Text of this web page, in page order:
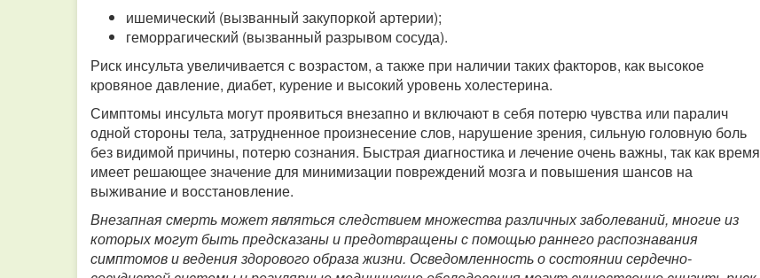
ишемический (вызванный закупоркой артерии);
геморрагический (вызванный разрывом сосуда).
Риск инсульта увеличивается с возрастом, а также при наличии таких факторов, как высокое
кровяное давление, диабет, курение и высокий уровень холестерина.
Симптомы инсульта могут проявиться внезапно и включают в себя потерю чувства или паралич
одной стороны тела, затрудненное произнесение слов, нарушение зрения, сильную головную боль
без видимой причины, потерю сознания. Быстрая диагностика и лечение очень важны, так как время
имеет решающее значение для минимизации повреждений мозга и повышения шансов на
выживание и восстановление.
Внезапная смерть может являться следствием множества различных заболеваний, многие из
которых могут быть предсказаны и предотвращены с помощью раннего распознавания
симптомов и ведения здорового образа жизни. Осведомленность о состоянии сердечно-